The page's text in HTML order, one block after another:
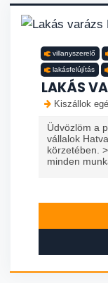
villanyszerelő
lakásfelújítás
LAKÁS
Kiszállok
Üdvözlöm a
vállalok
körzetében.
minden